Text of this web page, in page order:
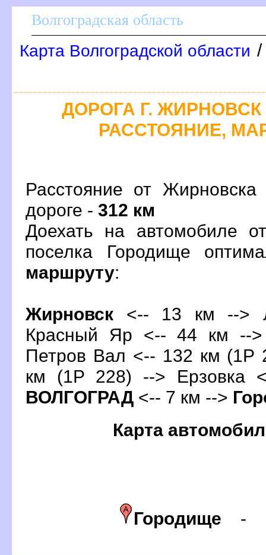
олгоградская область
Карта Волгоградской области /
ДОРОГА Г.
РАССТОЯНИЕ,
Расстояние от
дороге - 312 км
Доехать на автомобиле
поселка Городище
маршруту:
Жирновск <-- 13 км -->
Красный Яр <-- 44 км --
Петров Вал <-- 132 км (1Р
км (1Р 228) --> Ерзовка
ОЛГОГРАД <-- 7 км -->
Карта
Городище -